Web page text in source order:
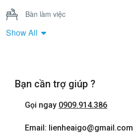
Bàn làm việc
Bồn Tắm Nằm
Điện thoại
Show All
Bạn cần trợ giúp ?
Gọi ngay 0909.914.386
Email: lienheaigo@gmail.com